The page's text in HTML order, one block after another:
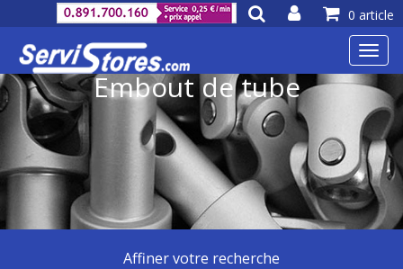
0 article
Embout de tube
Affiner votre recherche